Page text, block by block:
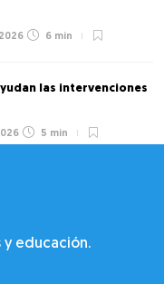
6 min
las intervenciones
5 min
y educación.